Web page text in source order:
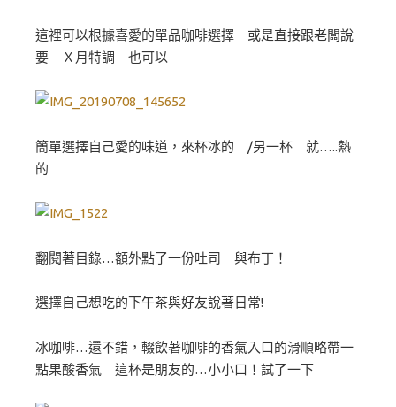
這裡可以根據喜愛的單品咖啡選擇 或是直接跟老闆說
要 Ｘ月特調 也可以
簡單選擇自己愛的味道，來杯冰的 /另一杯 就…..熱
的
翻閱著目錄…額外點了一份吐司 與布丁！
選擇自己想吃的下午茶與好友說著日常!
冰咖啡…還不錯，輟飲著咖啡的香氣入口的滑順略帶一
點果酸香氣 這杯是朋友的…小小口！試了一下